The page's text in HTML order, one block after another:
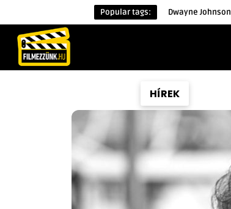
Popular tags: Dwayne Johnson
HÍREK